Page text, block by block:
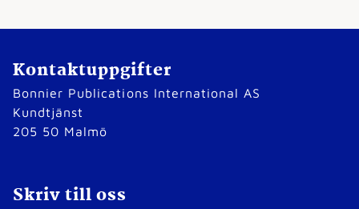
Kontaktuppgifter
Bonnier Publications International AS
Kundtjänst
205 50 Malmö
Skriv till oss